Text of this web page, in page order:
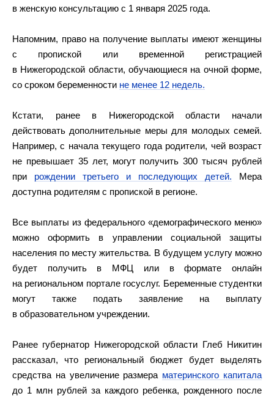
в женскую консультацию с 1 января 2025 года.
Напомним, право на получение выплаты имеют женщины
с пропиской или временной регистрацией
в Нижегородской области, обучающиеся на очной форме,
со сроком беременности не менее 12 недель.
Кстати, ранее в Нижегородской области начали
действовать дополнительные меры для молодых семей.
Например, с начала текущего года родители, чей возраст
не превышает 35 лет, могут получить 300 тысяч рублей
при рождении третьего и последующих детей. Мера
доступна родителям с пропиской в регионе.
Все выплаты из федерального «демографического меню»
можно оформить в управлении социальной защиты
населения по месту жительства. В будущем услугу можно
будет получить в МФЦ или в формате онлайн
на региональном портале госуслуг. Беременные студентки
могут также подать заявление на выплату
в образовательном учреждении.
Ранее губернатор Нижегородской области Глеб Никитин
рассказал, что региональный бюджет будет выделять
средства на увеличение размера материнского капитала
до 1 млн рублей за каждого ребенка, рожденного после